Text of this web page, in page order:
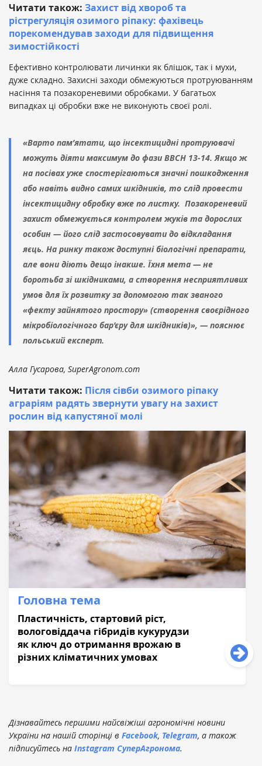
Читати також: Захист від хвороб та
рістрегуляція озимого ріпаку: фахівець
порекомендував заходи для підвищення
зимостійкості
Ефективно контролювати личинки як блішок, так і мухи,
дуже складно. Захисні заходи обмежуються протруюванням
насіння та позакореневими обробками. У багатьох
випадках ці обробки вже не виконують своєї ролі.
«Варто пам’ятати, що інсектицидні протруювачі
можуть діяти максимум до фази BBCH 13-14. Якщо ж
на посівах уже спостерігаються значні пошкодження
або навіть видно самих шкідників, то слід провести
інсектицидну обробку вже по листку. Позакореневий
захист обмежується контролем жуків та дорослих
особин — його слід застосовувати до відкладання
яєць. На ринку також доступні біологічні препарати,
але вони діють дещо інакше. Їхня мета — не
боротьба зі шкідниками, а створення несприятливих
умов для їх розвитку за допомогою так званого
«фекту зайнятого простору» (створення своєрідного
мікробіологічного бар’єру для шкідників)», — пояснює
польський експерт.
Алла Гусарова, SuperAgronom.com
Читати також: Після сівби озимого ріпаку
аграріям радять звернути увагу на захист
рослин від капустяної молі
Головна тема
Пластичність, стартовий ріст,
вологовіддача гібридів кукурудзи
як ключ до отримання врожаю в
різних кліматичних умовах
Дізнавайтесь першими найсвіжіші агрономічні новини
України на нашій сторінці в Facebook, Telegram, а також
підписуйтесь на Instagram СуперАгронома.